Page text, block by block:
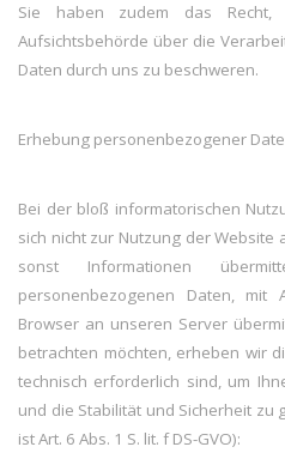
Sie haben zudem das Recht,
Aufsichtsbehörde über die
Daten durch uns zu beschweren.
Erhebung personenbezogener
Bei der bloß informatorischen
sich nicht zur Nutzung der
sonst Informationen
personenbezogenen Daten,
Browser an unseren Server
betrachten möchten, erheben wir
technisch erforderlich sind, um
und die Stabilität und Sicherheit zu
ist Art. 6 Abs. 1 S. lit. f DS-GVO):